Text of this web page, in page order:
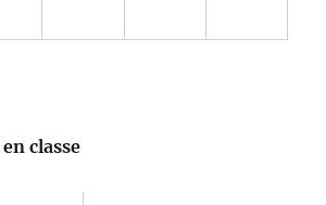
classe